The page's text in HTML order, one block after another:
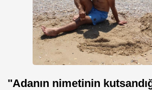
"Adanın nimetinin